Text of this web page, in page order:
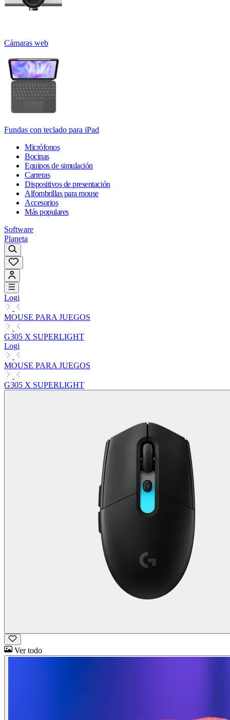
Cámaras web
Fundas con teclado para iPad
Micrófonos
Bocinas
Equipos de simulación
Carreras
Dispositivos de presentación
Alfombrillas para mouse
Accesorios
Más populares
Software
Planeta
Logi
MOUSE PARA JUEGOS
G305 X SUPERLIGHT
Logi
MOUSE PARA JUEGOS
G305 X SUPERLIGHT
Ver todo